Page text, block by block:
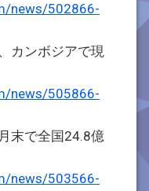
news/502866-
カンボジアで現
news/505866-
末で全国24.8億
news/503566-